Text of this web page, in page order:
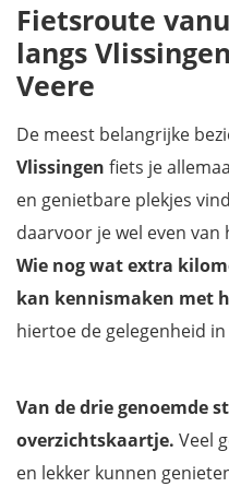
Fietsroute
langs
Veere
De meest belangrijke
Vlissingen fiets je
en genietbare plekjes
daarvoor je wel even
Wie nog wat extra
kan kennismaken met
hiertoe de gelegenheid
Van de drie genoemde
overzichtskaartje. Veel
en lekker kunnen